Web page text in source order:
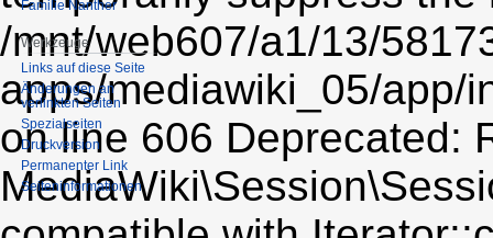
/mnt/web607/a1/13/
apps/mediawiki_05/app/
on line 606 Deprecated:
Familie Nanther
Werkzeuge
Links auf diese Seite
Änderungen an
verlinkten Seiten
Spezialseiten
Druckversion
Permanenter Link
Seiten­informationen